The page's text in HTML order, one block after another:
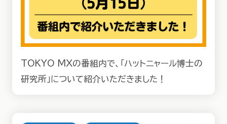
TOKYO MXの番組内で、「ハットニャール博士の
研究所」について紹介いただきました！